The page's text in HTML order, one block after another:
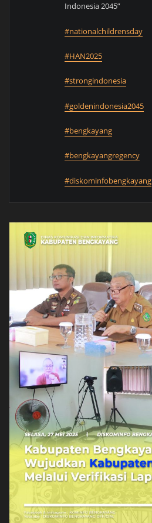
Indonesia 2045”
#nationalchildrensday
#HAN2025
#strongindonesia
#goldenindonesia2045
#bengkayang
#bengkayangregency
#diskominfobengkayang